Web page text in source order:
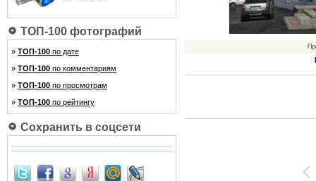
ТОП-100 фотографий
» ТОП-100 по дате
» ТОП-100 по комментариям
» ТОП-100 по просмотрам
» ТОП-100 по рейтингу
Сохранить в соцсети